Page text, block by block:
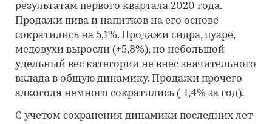
результатам первого квартала 2020 года.
Продажи пива и напитков на его основе
сократились на 5,1%. Продажи сидра, пуаре,
медовухи выросли (+5,8%), но небольшой
удельный вес категории не внес значительного
вклада в общую динамику. Продажи прочего
алкоголя немного сократились (-1,4% за год).
С учетом сохранения динамики последних лет